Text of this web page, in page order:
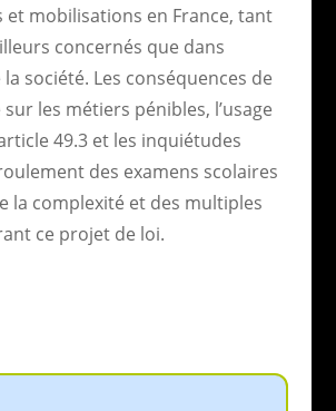
et mobilisations en France, tant
concernés que dans
la société. Les conséquences de
les métiers pénibles, l’usage
49.3 et les inquiétudes
des examens scolaires
la complexité et des multiples
ce projet de loi.